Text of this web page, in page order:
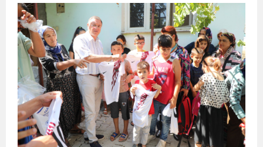
DUYURUSU
21:40 CEYLANDERE’DE BAŞKAN EMRAH
KARAÇAY’A SEVGİ SELİ
18:22 BAŞKAN SAMİ ÜSTÜN’DEN
GÖNÜLLERE DOKUNAN ZİYARET